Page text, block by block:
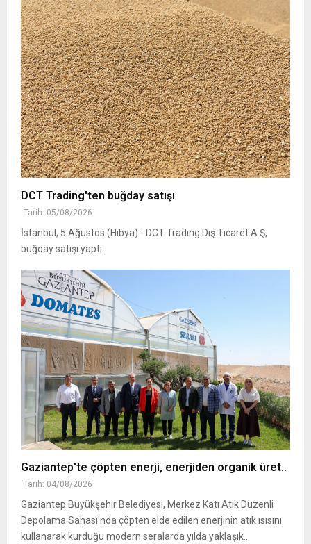
DCT Trading'ten buğday satışı
Tarih: 05/08/2026
İstanbul, 5 Ağustos (Hibya) - DCT Trading Dış Ticaret A.Ş,
buğday satışı yaptı.
Gaziantep'te çöpten enerji, enerjiden organik üret..
Tarih: 04/08/2026
Gaziantep Büyükşehir Belediyesi, Merkez Katı Atık Düzenli
Depolama Sahası'nda çöpten elde edilen enerjinin atık ısısını
kullanarak kurduğu modern seralarda yılda yaklaşık..